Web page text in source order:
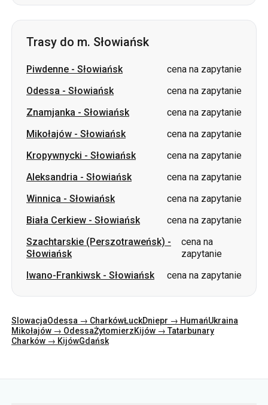
Piwdenne-Słowiańsk
cena na zapytanie
Znamjanka -Słowiańsk
Mikołajów-Słowiańsk
cena na zapytanie
Kropywnycki-Słowiańsk
cena na zapytanie
Aleksandria-Słowiańsk
cena na zapytanie
Winnica-Słowiańsk
cena na zapytanie
Biała Cerkiew-Słowiańsk
cena na zapytanie
Szachtarskie (Perszotraweńsk)
-
cena na
SlowacjaOdessa → Charków Dniepr → HumańUkraina
Charków → KijówGdańsk
Kategorie